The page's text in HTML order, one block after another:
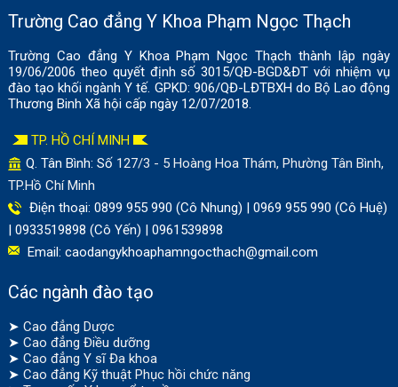
Trường Cao đẳng Y Khoa Phạm Ngọc Thạch
Trường Cao đẳng Y Khoa Phạm Ngọc Thạch thành lập ngày
19/06/2006 theo quyết định số 3015/QĐ-BGD&ĐT với nhiệm vụ
đào tạo khối ngành Y tế. GPKD: 906/QĐ-LĐTBXH do Bộ Lao động
Thương Binh Xã hội cấp ngày 12/07/2018.
TP. HỒ CHÍ MINH
Q. Tân Bình: Số 127/3 - 5 Hoàng Hoa Thám, Phường Tân Bình,
TP.Hồ Chí Minh
Điện thoại: 0899 955 990 (Cô Nhung) | 0969 955 990 (Cô Huệ)
| 0933519898 (Cô Yến) | 0961539898
Email: caodangykhoaphamngocthach@gmail.com
Các ngành đào tạo
➤ Cao đẳng Dược
➤ Cao đẳng Điều dưỡng
➤ Cao đẳng Y sĩ Đa khoa
➤ Cao đẳng Kỹ thuật Phục hồi chức năng